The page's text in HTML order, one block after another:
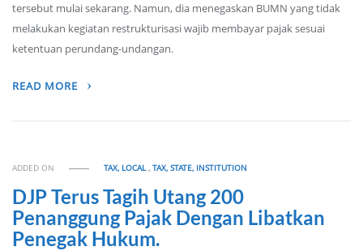
tersebut mulai sekarang. Namun, dia menegaskan BUMN yang tidak
melakukan kegiatan restrukturisasi wajib membayar pajak sesuai
ketentuan perundang-undangan.
READ MORE
ADDED ON TAX, LOCAL,TAX, STATE, INSTITUTION
DJP Terus Tagih Utang 200
Penanggung Pajak Dengan Libatkan
Penegak Hukum.